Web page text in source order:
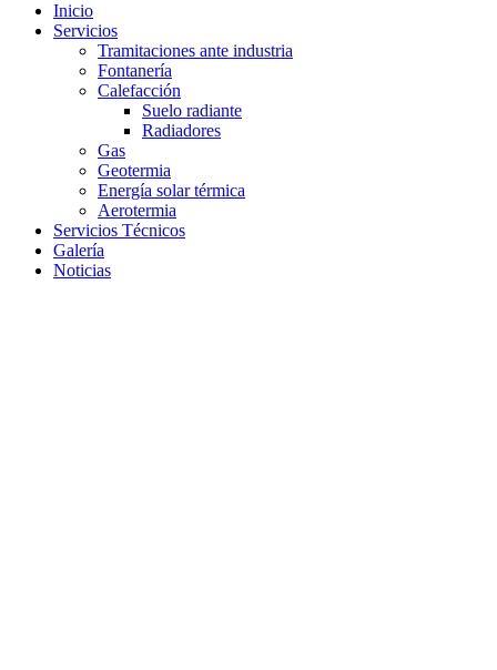
Inicio
Servicios
Tramitaciones ante industria
Fontanería
Calefacción
Suelo radiante
Radiadores
Gas
Geotermia
Energía solar térmica
Aerotermia
Servicios Técnicos
Galería
Noticias